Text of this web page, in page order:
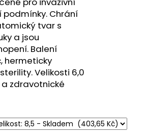
podmínky. Chrání
tvar s
a jsou
Balení
hermeticky
Velikosti 6,0
zdravotnické